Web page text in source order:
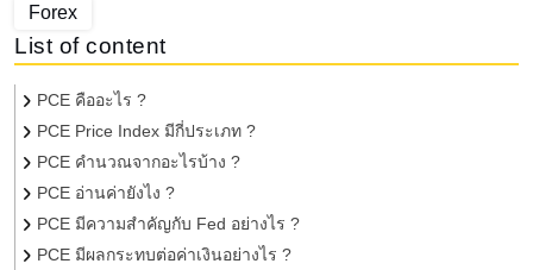
Forex
List of content
PCE คืออะไร ?
PCE Price Index มีกี่ประเภท ?
PCE คำนวณจากอะไรบ้าง ?
PCE อ่านค่ายังไง ?
PCE มีความสำคัญกับ Fed อย่างไร ?
PCE มีผลกระทบต่อค่าเงินอย่างไร ?